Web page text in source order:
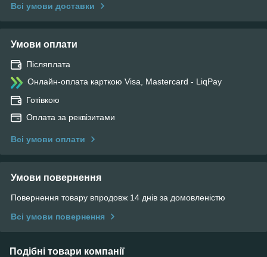
Всі умови доставки
Умови оплати
Післяплата
Онлайн-оплата карткою Visa, Mastercard - LiqPay
Готівкою
Оплата за реквізитами
Всі умови оплати
Умови повернення
Повернення товару впродовж 14 днів за домовленістю
Всі умови повернення
Подібні товари компанії